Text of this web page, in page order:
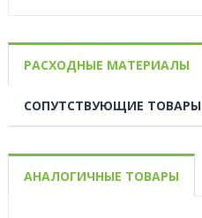
РАСХОДНЫЕ МАТЕРИАЛЫ
СОПУТСТВУЮЩИЕ ТОВАРЫ
АНАЛОГИЧНЫЕ ТОВАРЫ